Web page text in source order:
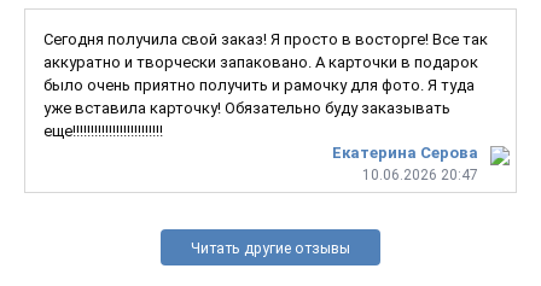
Екатерина Серова
10.06.2026 20:47
Сегодня получила свой заказ! Я просто в восторге! Все так
аккуратно и творчески запаковано. А карточки в подарок
было очень приятно получить и рамочку для фото. Я туда
уже вставила карточку! Обязательно буду заказывать
еще!!!!!!!!!!!!!!!!!!!!!!!!!
Читать другие отзывы